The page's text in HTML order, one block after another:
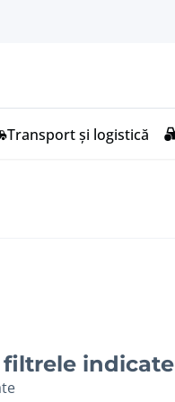
Transport și logistică
indicate